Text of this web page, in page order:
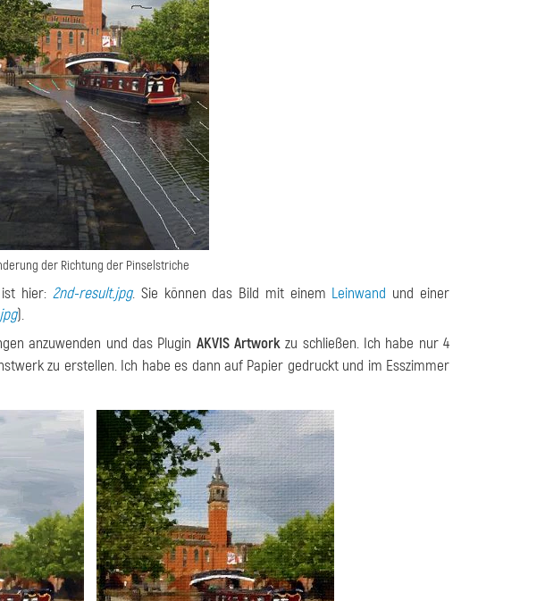
der Richtung der Pinselstriche
hier: 2nd-result.jpg. Sie können das Bild mit einem Leinwand und einer
).
anzuwenden und das Plugin AKVIS Artworkzu schließen. Ich habe nur 4
zu erstellen. Ich habe es dann auf Papier gedruckt und im Esszimmer